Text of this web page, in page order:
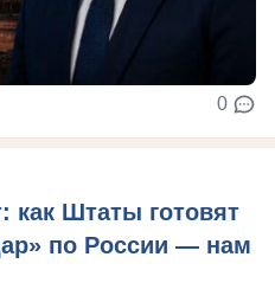
0
как Штаты готовят
по России — нам